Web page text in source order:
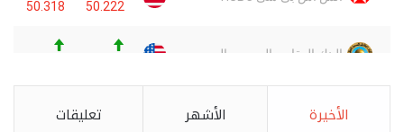
الأخيرة الأشهر تعليقات